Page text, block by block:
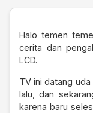
Halo temen
cerita dan
LCD.
TV ini datang
lalu, dan
karena baru